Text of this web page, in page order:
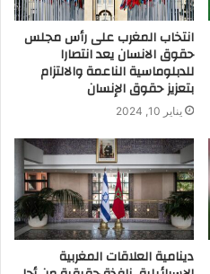
انتخاب المغرب على رأس مجلس
حقوق الانسان يعد انتصارا
للدبلوماسية الناعمة والالتزام
بتعزيز حقوق الإنسان
يناير 10, 2024
دينامية العلاقات المغربية